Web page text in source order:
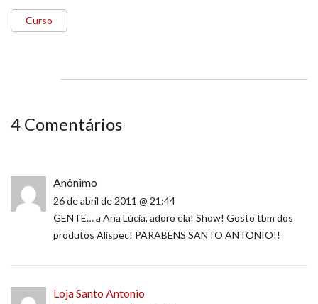
Curso
4 Comentários
Anônimo
26 de abril de 2011 @ 21:44
GENTE… a Ana Lúcia, adoro ela! Show! Gosto tbm dos
produtos Alispec! PARABENS SANTO ANTONIO!!
Loja Santo Antonio